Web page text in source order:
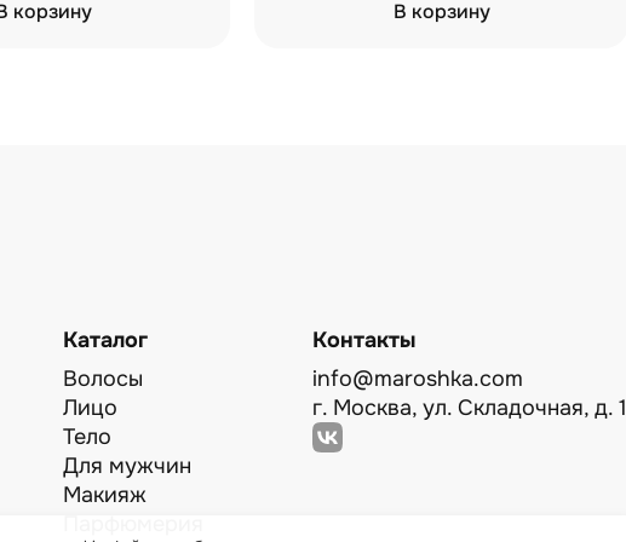
корзину В корзину
Каталог
Волосы
Лицо
Тело
Для мужчин
Макияж
Контакты
info@maroshka.com
г. Москва, ул. Складочная, д. 1